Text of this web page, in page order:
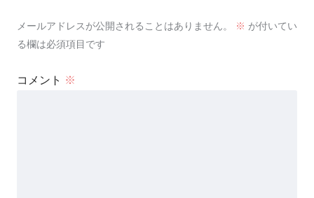
メールアドレスが公開されることはありません。 ※ が付いてい
る欄は必須項目です
コメント ※